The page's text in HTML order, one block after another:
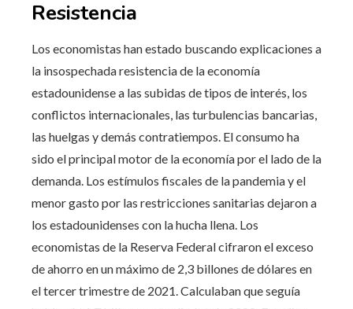
Resistencia
Los economistas han estado buscando explicaciones a
la insospechada resistencia de la economía
estadounidense a las subidas de tipos de interés, los
conflictos internacionales, las turbulencias bancarias,
las huelgas y demás contratiempos. El consumo ha
sido el principal motor de la economía por el lado de la
demanda. Los estímulos fiscales de la pandemia y el
menor gasto por las restricciones sanitarias dejaron a
los estadounidenses con la hucha llena. Los
economistas de la Reserva Federal cifraron el exceso
de ahorro en un máximo de 2,3 billones de dólares en
el tercer trimestre de 2021. Calculaban que seguía